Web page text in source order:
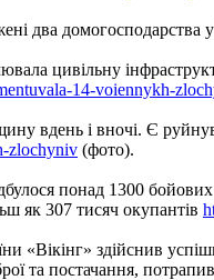
два домогосподарства
цивільну
14-voiennykh-
вдень і вночі. Є
zlochyniv (фото).
понад 1300
як 307 тисяч окупантів
«Вікінг» здійснив
та постачання,